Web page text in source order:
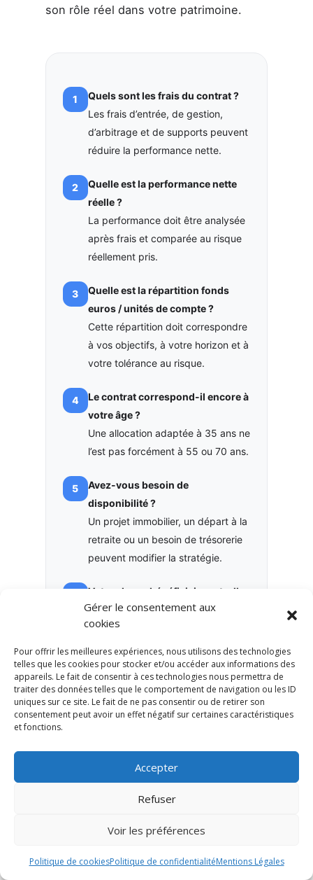
Gérer le consentement aux
cookies
Pour offrir les meilleures expériences, nous utilisons des technologies
telles que les cookies pour stocker et/ou accéder aux informations des
appareils. Le fait de consentir à ces technologies nous permettra de
traiter des données telles que le comportement de navigation ou les ID
uniques sur ce site. Le fait de ne pas consentir ou de retirer son
consentement peut avoir un effet négatif sur certaines caractéristiques
et fonctions.
Accepter
Refuser
Voir les préférences
Politique de cookiesPolitique de confidentialitéMentions Légales
son rôle réel dans votre patrimoine.
Quels sont les frais du contrat ?
Les frais d’entrée, de gestion,
d’arbitrage et de supports peuvent
réduire la performance nette.
Quelle est la performance nette
réelle ?
La performance doit être analysée
après frais et comparée au risque
réellement pris.
Quelle est la répartition fonds
euros / unités de compte ?
Cette répartition doit correspondre
à vos objectifs, à votre horizon et à
votre tolérance au risque.
Le contrat correspond-il encore à
votre âge ?
Une allocation adaptée à 35 ans ne
l’est pas forcément à 55 ou 70 ans.
Avez-vous besoin de
disponibilité ?
Un projet immobilier, un départ à la
retraite ou un besoin de trésorerie
peuvent modifier la stratégie.
Votre clause bénéficiaire est-elle
à jour ?
Une clause ancienne peut être
incohérente avec votre situation
familiale actuelle.
Le contrat est-il cohérent avec
votre patrimoine global ?
avec l’épargne, l’immobilier, la
retraite, la fiscalité et la
Ces questions permettent de passer